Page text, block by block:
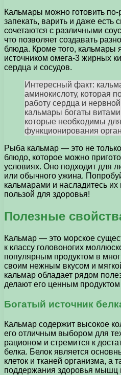
Кальмары можно готовить по-
запекать, варить и даже
сочетаются с различными
что позволяет создавать
блюда. Кроме того, кальмары
источником омега-3 жирных
сердца и сосудов.
Интересный факт:
аминокислоту, которая
работу сердца и
кальмары богаты
которые необходимы
функционирования
Рыба кальмар — это не
блюдо, которое можно
условиях. Оно подходит для
или обычного ужина.
кальмарами и насладитесь
пользой для здоровья!
Полезные
Кальмар — это морское
к классу головоногих
популярным продуктом в
своим нежным вкусом и
кальмар обладает рядом
делают его ценным
Богатый источник
Кальмар содержит высокое
его отличным выбором для
рационом и стремится к
белка. Белок является
клеток и тканей организма, а
поддержания здоровья мышц